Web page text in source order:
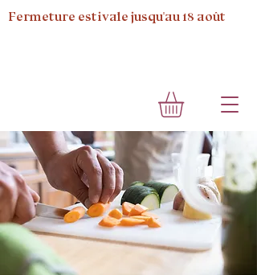
Fermeture estivale jusqu'au 18 août